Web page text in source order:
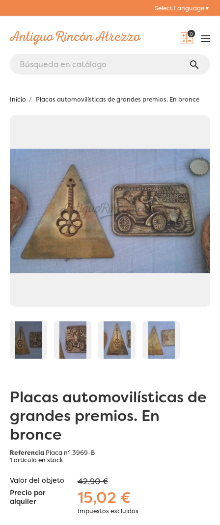
Select Language▼
0
search
Inicio Placas automovilísticas de grandes premios. En bronce
Placas automovilísticas de
grandes premios. En
bronce
Referencia Placa nº 3969-B
1 artículo en stock
Valor del objeto 42,90 €
Precio por
alquiler
15,02 €
Impuestos excluidos